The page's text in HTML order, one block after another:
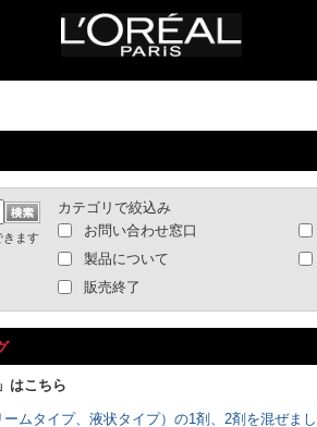
ます
カテゴリで絞込み
お問い合わせ窓口
製品について
販売終了
はこちら
ムタイプ、液状タイプ）の1剤、2剤を混ぜまし